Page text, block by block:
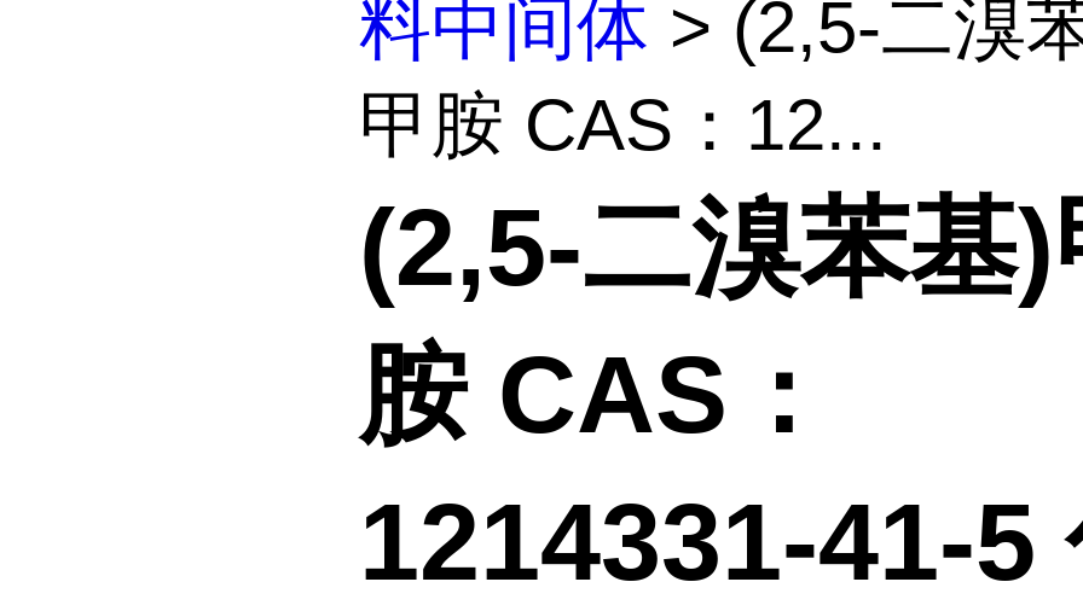
料中间体 > (2,5-二溴
甲胺 CAS：12...
(2,5-二溴苯基)
胺 CAS：
1214331-41-5